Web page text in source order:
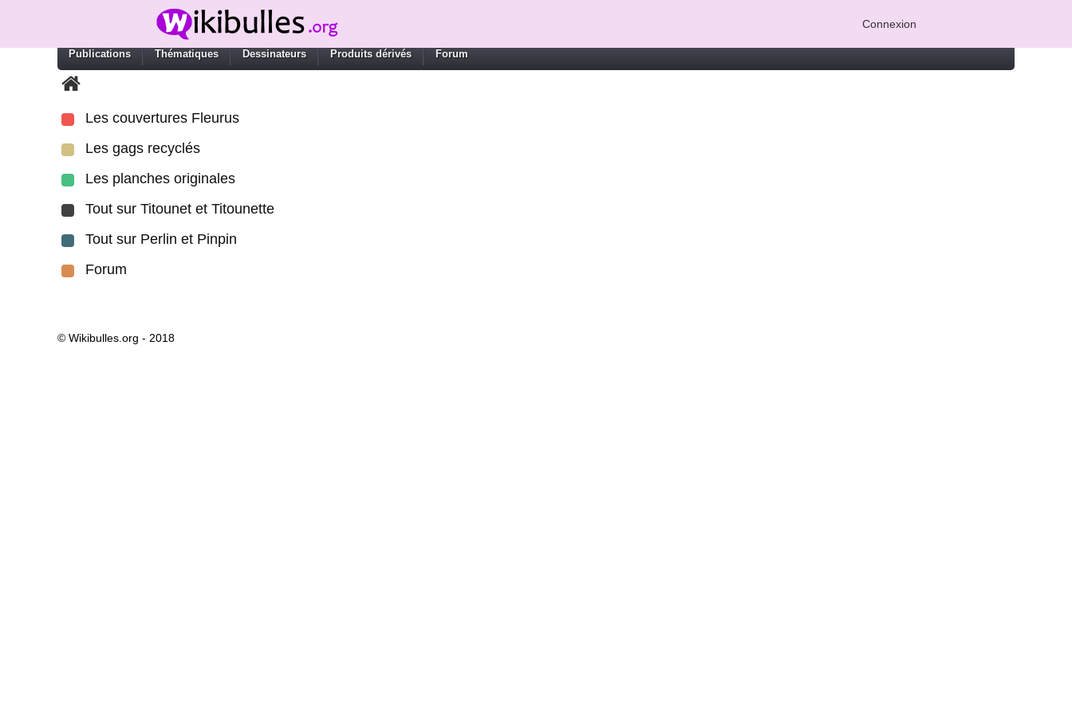
Connexion
Publications Thématiques Dessinateurs Produits dérivés Forum
Les couvertures Fleurus
Les gags recyclés
Les planches originales
Tout sur Titounet et Titounette
Tout sur Perlin et Pinpin
Forum
© Wikibulles.org - 2018